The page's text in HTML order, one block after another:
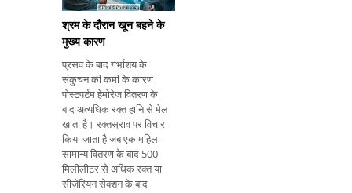
श्रम के दौरान खून बहने के
मुख्य कारण
प्रसव के बाद गर्भाशय के
संकुचन की कमी के कारण
पोस्टपर्टम हेमोरेज वितरण के
बाद अत्यधिक रक्त हानि से मेल
खाता है। रक्तस्राव पर विचार
किया जाता है जब एक महिला
सामान्य वितरण के बाद 500
मिलीलीटर से अधिक रक्त या
सीज़ेरियन सेक्शन के बाद